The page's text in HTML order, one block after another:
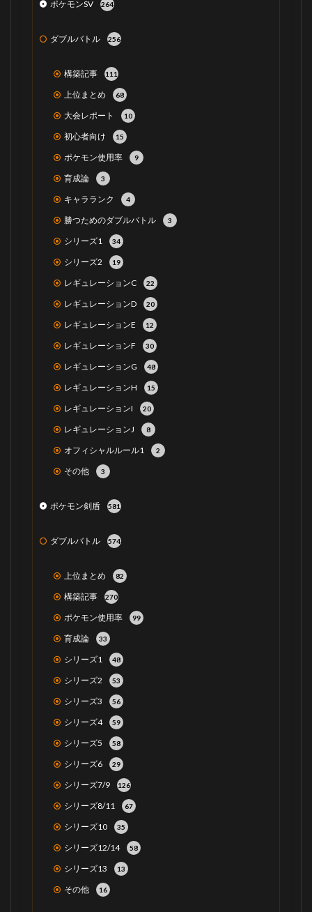
ポケモンSV 264
ダブルバトル 256
構築記事 111
上位まとめ 68
大会レポート 10
初心者向け 15
ポケモン使用率 9
育成論 3
キャラランク 4
勝つためのダブルバトル 3
シリーズ1 34
シリーズ2 19
レギュレーションC 22
レギュレーションD 20
レギュレーションE 12
レギュレーションF 30
レギュレーションG 48
レギュレーションH 15
レギュレーションI 20
レギュレーションJ 8
オフィシャルルール1 2
その他 3
ポケモン剣盾 581
ダブルバトル 574
上位まとめ 82
構築記事 270
ポケモン使用率 99
育成論 33
シリーズ1 48
シリーズ2 53
シリーズ3 56
シリーズ4 59
シリーズ5 58
シリーズ6 29
シリーズ7/9 126
シリーズ8/11 67
シリーズ10 35
シリーズ12/14 58
シリーズ13 13
その他 16